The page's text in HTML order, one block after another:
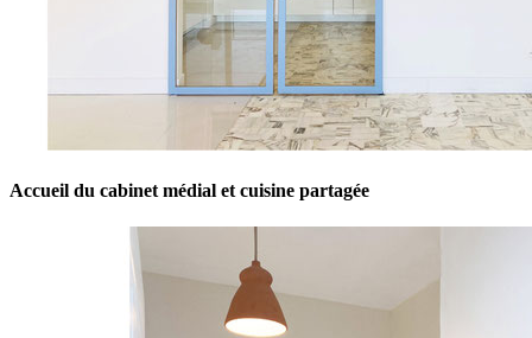
Accueil du cabinet médial et cuisine partagée